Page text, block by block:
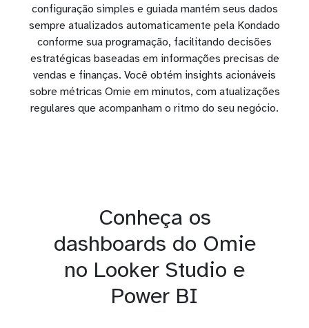
configuração simples e guiada mantém seus dados
sempre atualizados automaticamente pela Kondado
conforme sua programação, facilitando decisões
estratégicas baseadas em informações precisas de
vendas e finanças. Você obtém insights acionáveis
sobre métricas Omie em minutos, com atualizações
regulares que acompanham o ritmo do seu negócio.
Conheça os
dashboards do Omie
no Looker Studio e
Power BI